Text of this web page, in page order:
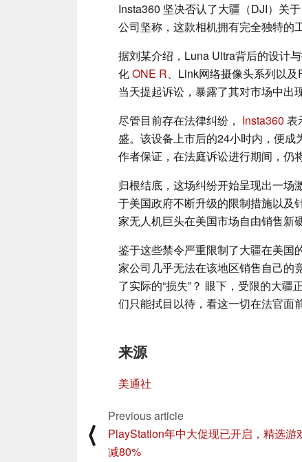
Insta360 坚决否认了大疆（DJI）关
公司坚称，这款相机拥有完全独特的
据刘某介绍，Luna Ultra背后的设计
化ONE R、Link网络摄像头系列以
当天提起诉讼，暴露了其对市场中出
尽管目前存在法律纠纷， Insta360 表
盛。该设备上市后的24小时内，便
作者保证，在法庭诉讼进行期间，仍
归根结底，这场纠纷开始呈现出一场
于美国政府不断升级的限制措施以及
家无人机巨头在美国市场自由销售新
鉴于这些禁令严重限制了大疆在美国
家公司几乎无法在该地区销售自己的
了实际的“损失”？ 眼下，受限的大
们只能拭目以待，看这一切在法官面
来源
美通社
⟨
Previous article
PlayStation年中大促现已开启，精选游
减80%